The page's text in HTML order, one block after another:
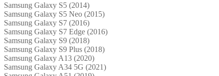
Samsung Galaxy S5 (2014)
Samsung Galaxy S5 Neo (2015)
Samsung Galaxy S7 (2016)
Samsung Galaxy S7 Edge (2016)
Samsung Galaxy S9 (2018)
Samsung Galaxy S9 Plus (2018)
Samsung Galaxy A13 (2020)
Samsung Galaxy A34 5G (2021)